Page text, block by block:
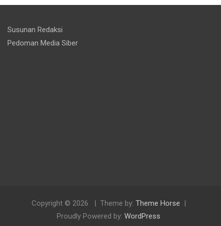
Susunan Redaksi
Pedoman Media Siber
Copyright © 2026 Theme by: Theme Horse
Proudly Powered by: WordPress